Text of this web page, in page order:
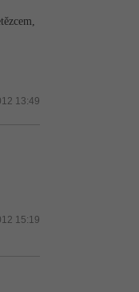
13:49
15:19